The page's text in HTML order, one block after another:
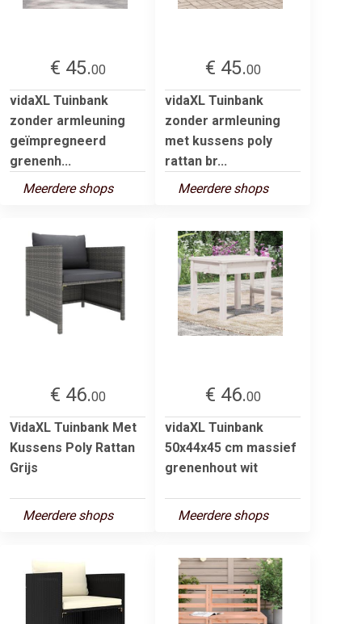
€ 45.00
vidaXL Tuinbank
zonder armleuning
geïmpregneerd
grenenh...
Meerdere shops
€ 45.00
vidaXL Tuinbank
zonder armleuning
met kussens poly
rattan br...
Meerdere shops
€ 46.00
VidaXL Tuinbank Met
Kussens Poly Rattan
Grijs
Meerdere shops
€ 46.00
vidaXL Tuinbank
50x44x45 cm massief
grenenhout wit
Meerdere shops